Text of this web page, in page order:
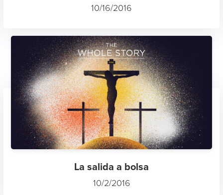
10/16/2016
La salida a bolsa
10/2/2016